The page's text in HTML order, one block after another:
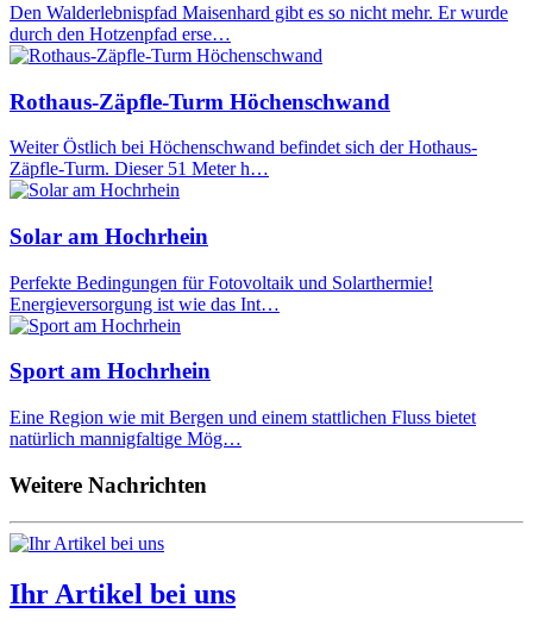
Den Walderlebnispfad Maisenhard gibt es so nicht mehr. Er wurde
durch den Hotzenpfad erse…
Rothaus-Zäpfle-Turm Höchenschwand
Weiter Östlich bei Höchenschwand befindet sich der Hothaus-
Zäpfle-Turm. Dieser 51 Meter h…
Solar am Hochrhein
Perfekte Bedingungen für Fotovoltaik und Solarthermie!
Energieversorgung ist wie das Int…
Sport am Hochrhein
Eine Region wie mit Bergen und einem stattlichen Fluss bietet
natürlich mannigfaltige Mög…
Weitere Nachrichten
Ihr Artikel bei uns